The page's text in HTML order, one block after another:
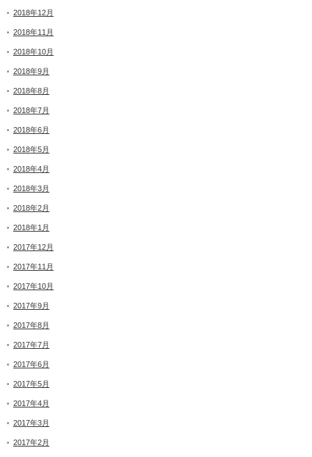
2018年12月
2018年11月
2018年10月
2018年9月
2018年8月
2018年7月
2018年6月
2018年5月
2018年4月
2018年3月
2018年2月
2018年1月
2017年12月
2017年11月
2017年10月
2017年9月
2017年8月
2017年7月
2017年6月
2017年5月
2017年4月
2017年3月
2017年2月